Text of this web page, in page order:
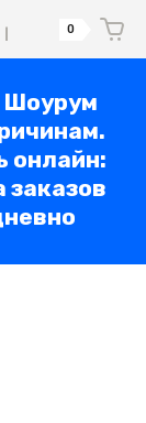
Шоурум
онлайн:
заказов
0